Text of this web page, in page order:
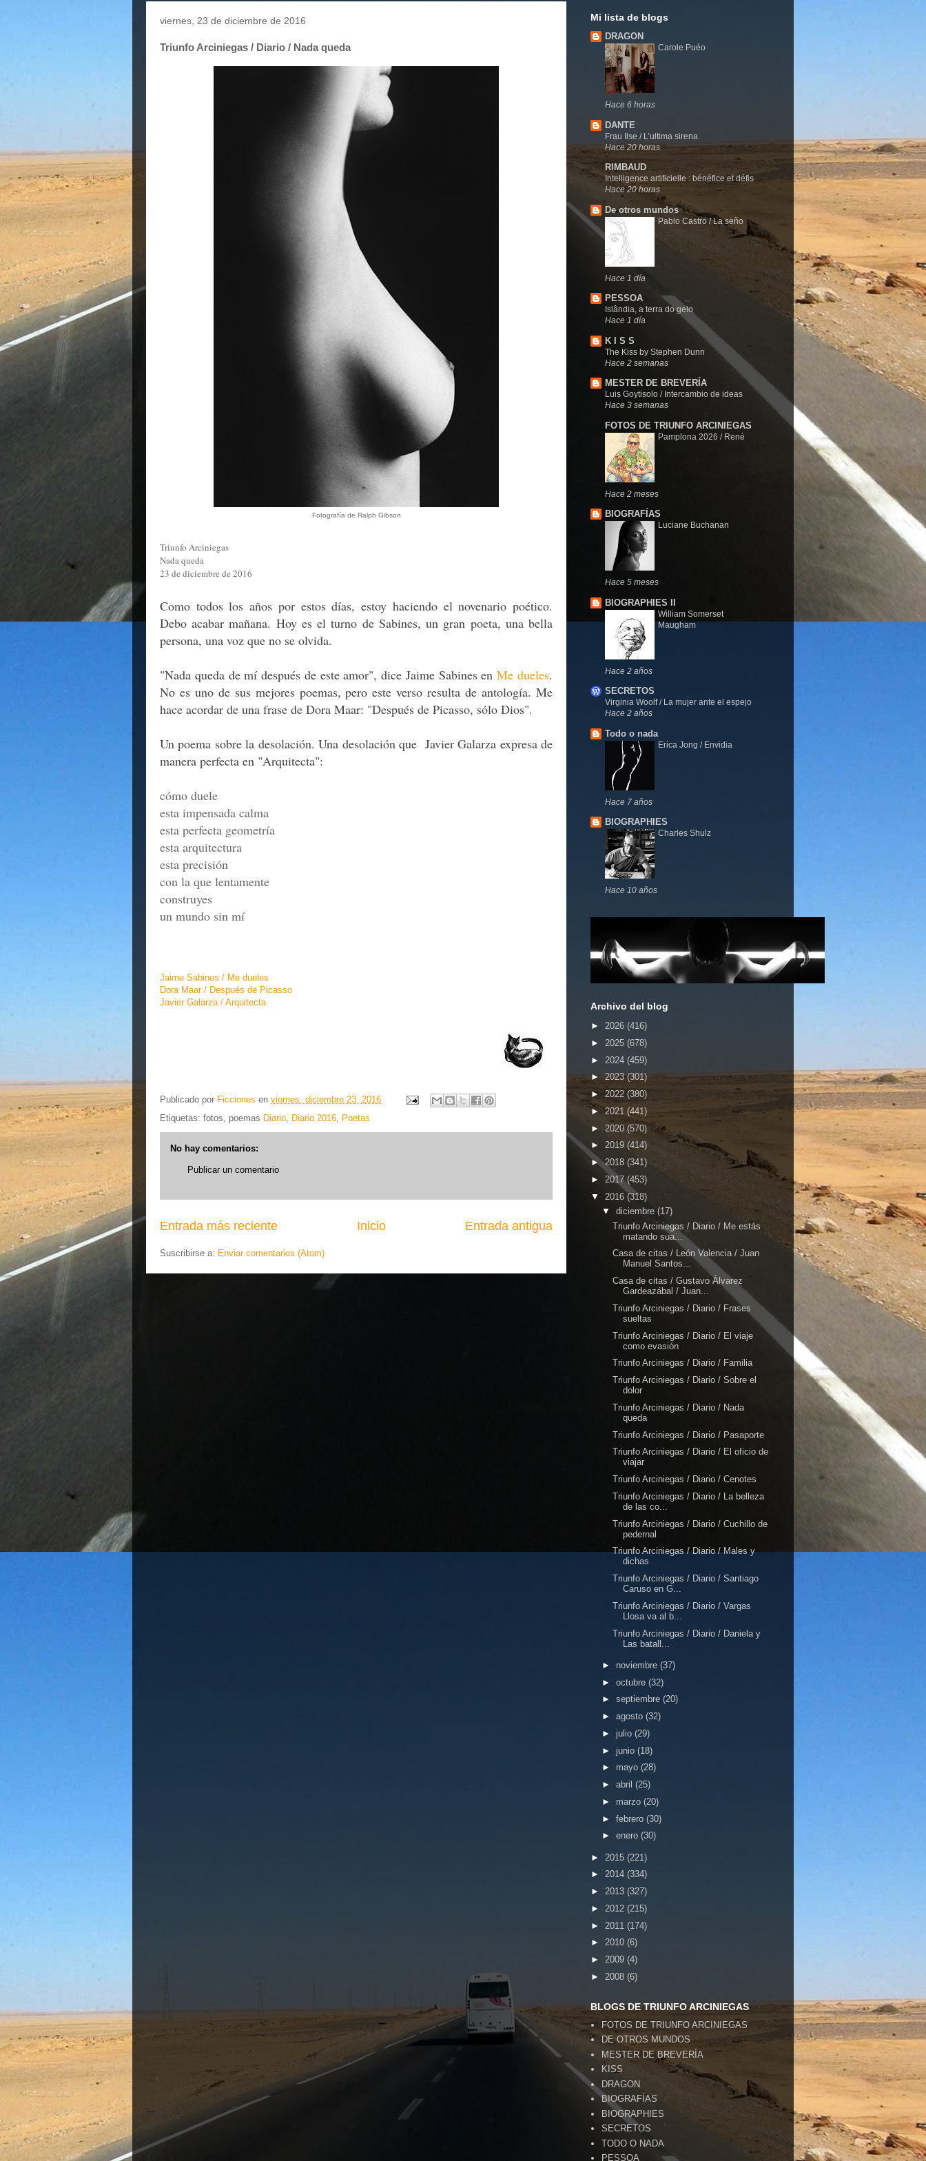
viernes, 23 de diciembre de 2016
Triunfo Arciniegas / Diario / Nada queda
Fotografía de Ralph Gibson
Triunfo Arciniegas
Nada queda
23 de diciembre de 2016
Como todos los años por estos días, estoy haciendo el novenario poético.
Debo acabar mañana. Hoy es el turno de Sabines, un gran poeta, una bella
persona, una voz que no se olvida.
"Nada queda de mí después de este amor", dice Jaime Sabines enMe dueles.
No es uno de sus mejores poemas, pero este verso resulta de antología. Me
hace acordar de una frase de Dora Maar: "Después de Picasso, sólo Dios".
Un poema sobre la desolación. Una desolación que Javier Galarza expresa de
manera perfecta en "Arquitecta":
cómo duele
esta impensada calma
esta perfecta geometría
esta arquitectura
esta precisión
con la que lentamente
construyes
un mundo sin mí
Jaime Sabines / Me dueles
Dora Maar / Después de Picasso
Javier Galarza / Arquitecta
Publicado por Ficciones en viernes, diciembre 23, 2016
Etiquetas: fotos, poemas Diario Diario 2016 Poetas
No hay comentarios:
Publicar un comentario
Entrada más reciente Entrada antigua
Inicio
Suscribirse a: Enviar comentarios (Atom)
Mi lista de blogs
DRAGON
Carole Puéo
Hace 6 horas
DANTE
Frau Ilse / L’ultima sirena
Hace 20 horas
RIMBAUD
Intelligence artificielle : bénéfice et défis
Hace 20 horas
De otros mundos
Pablo Castro / La seño
Hace 1 día
PESSOA
Islândia, a terra do gelo
Hace 1 día
K I S S
The Kiss by Stephen Dunn
Hace 2 semanas
MESTER DE BREVERÍA
Luis Goytisolo / Intercambio de ideas
Hace 3 semanas
FOTOS DE TRIUNFO ARCINIEGAS
Pamplona 2026 / René
Hace 2 meses
BIOGRAFÍAS
Luciane Buchanan
Hace 5 meses
BIOGRAPHIES II
William Somerset
Maugham
Hace 2 años
SECRETOS
Virginia Woolf / La mujer ante el espejo
Hace 2 años
Todo o nada
Erica Jong / Envidia
Hace 7 años
BIOGRAPHIES
Charles Shulz
Hace 10 años
Archivo del blog
► 2026 (416)
► 2025 (678)
► 2024 (459)
►2023(301)
► 2022 (380)
► 2021 (441)
► 2020 (570)
► 2019 (414)
►2018 (341)
► 2017(453)
▼ 2016 (318)
▼ diciembre (17)
Triunfo Arciniegas / Diario / Me estás
matando sua...
Casa de citas / León Valencia / Juan
Manuel Santos...
Casa de citas / Gustavo Álvarez
Gardeazábal / Juan...
Triunfo Arciniegas / Diario / Frases
sueltas
Triunfo Arciniegas / Diario / El viaje
como evasión
Triunfo Arciniegas / Diario / Familia
Triunfo Arciniegas / Diario / Sobre el
dolor
Triunfo Arciniegas / Diario / Nada
queda
Triunfo Arciniegas / Diario / Pasaporte
Triunfo Arciniegas / Diario / El oficio de
viajar
Triunfo Arciniegas / Diario / Cenotes
Triunfo Arciniegas / Diario / La belleza
de las co...
Triunfo Arciniegas / Diario / Cuchillo de
pedernal
Triunfo Arciniegas / Diario / Males y
dichas
Triunfo Arciniegas / Diario / Santiago
Caruso en G...
Triunfo Arciniegas / Diario / Vargas
Llosa va al b...
Triunfo Arciniegas / Diario / Daniela y
Las batall...
► noviembre (37)
► octubre (32)
► septiembre (20)
► agosto (32)
► julio (29)
► junio (18)
► mayo (28)
► abril (25)
► marzo (20)
► febrero (30)
► enero (30)
► 2015 (221)
► 2014 (334)
► 2013 (327)
► 2012 (215)
► 2011 (174)
► 2010 (6)
► 2009 (4)
► 2008 (6)
BLOGS DE TRIUNFO ARCINIEGAS
FOTOS DE TRIUNFO ARCINIEGAS
DE OTROS MUNDOS
MESTER DE BREVERÍA
KISS
DRAGON
BIOGRAFÍAS
BIOGRAPHIES
SECRETOS
TODO O NADA
PESSOA